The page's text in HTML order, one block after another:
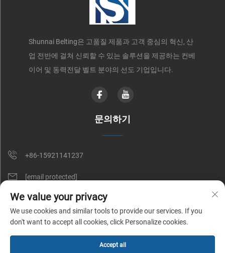
Shunnai Belting은 고품질 제품과 고객 중심의 혁신, 산
업 전반에 걸쳐 신뢰할 수 있는 솔루션을 제공하는 컨베
이어 및 동력전달 벨트 분야의 선도 기업입니다.
문의하기
+86-15921141237
[email protected]
RM 602, NO. 1509, CAOAN ROAD, SHANGHAI, CHINA
Copyright © Shunnai Belting (Shanghai) Co., Ltd. All Rights Reserved |
개인정보 처리방침
We value your privacy
We use cookies and similar tools to provide our services. If you
don't want to accept all cookies, click Personalize cookies.
Accept all